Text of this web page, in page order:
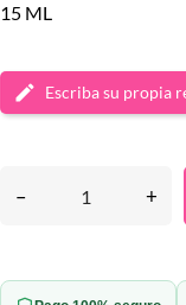
15 ML
Escriba su propia
– +